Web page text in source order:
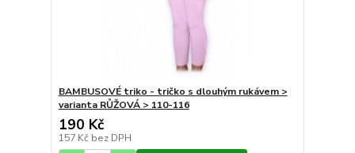
BAMBUSOVÉ triko - tričko s dlouhým rukávem >
varianta RŮŽOVÁ > 110-116
190 Kč
157 Kč bez DPH